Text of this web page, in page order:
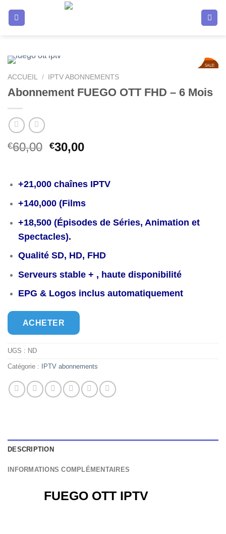
SALE!
ACCUEIL / IPTV ABONNEMENTS
Abonnement FUEGO OTT FHD – 6 Mois
€60,00 Le
était :
€30,00Le
est :
+21,000 chaînes IPTV
+140,000 (Films
+18,500 (Épisodes de Séries, Animation et
Spectacles).
Qualité SD, HD, FHD
Serveurs stable + , haute disponibilité
EPG & Logos inclus automatiquement
ACHETER
UGS : ND
Catégorie : IPTV abonnements
DESCRIPTION
INFORMATIONS COMPLÉMENTAIRES
FUEGO OTT IPTV